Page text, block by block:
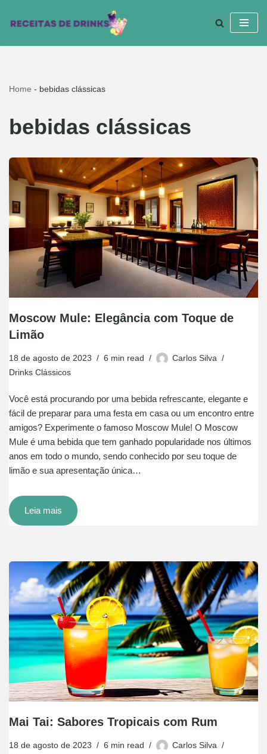
para
Home - bebidas clássicas
bebidas clássicas
Moscow Mule: Elegância com Toque de
Limão
18 de agosto de 2023 6 min read
Carlos Silva
Drinks Clássicos
Você está procurando por uma bebida refrescante, elegante e
fácil de preparar para uma festa em casa ou um encontro entre
amigos? Experimente o famoso Moscow Mule! O Moscow
Mule é uma bebida que tem ganhado popularidade nos últimos
anos em todo o mundo, sendo conhecido por seu toque de
limão e sua apresentação única…
Leia mais
Mai Tai: Sabores Tropicais com Rum
18 de agosto de 2023 6 min read
Carlos Silva